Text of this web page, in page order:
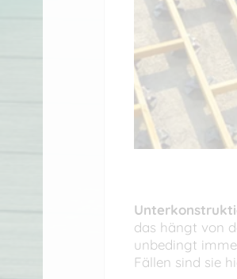
das hängt von
unbedingt
Fällen sind sie